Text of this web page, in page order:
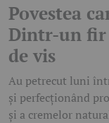
Povestea
Dintr-un fir
de vis
Au petrecut luni
și perfecționând
și a cremelor